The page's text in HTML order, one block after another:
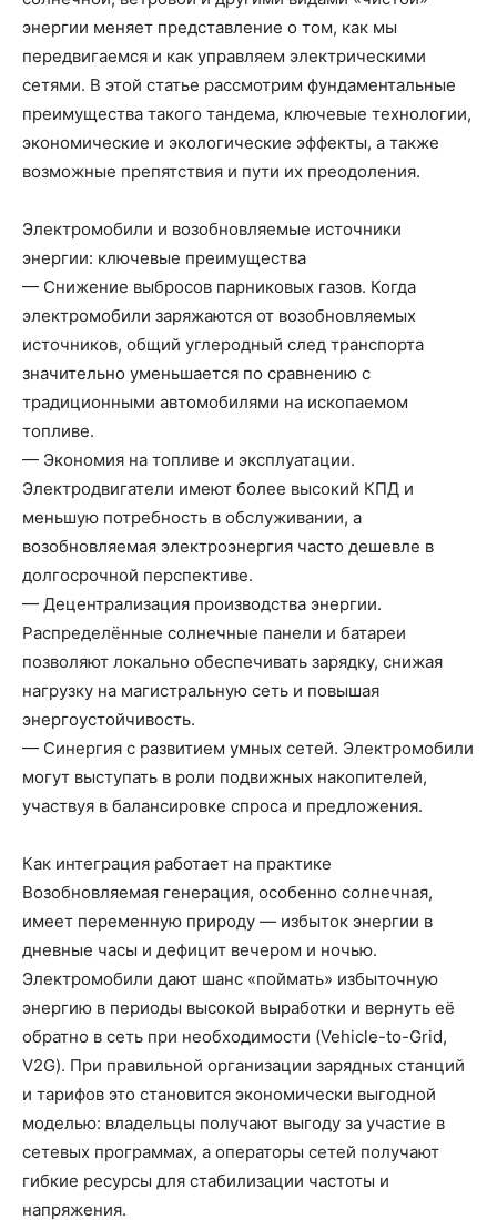
энергии меняет представление о том, как мы
передвигаемся и как управляем электрическими
сетями. В этой статье рассмотрим фундаментальные
преимущества такого тандема, ключевые технологии,
экономические и экологические эффекты, а также
возможные препятствия и пути их преодоления.
Электромобили и возобновляемые источники
энергии: ключевые преимущества
— Снижение выбросов парниковых газов. Когда
электромобили заряжаются от возобновляемых
источников, общий углеродный след транспорта
значительно уменьшается по сравнению с
традиционными автомобилями на ископаемом
топливе.
— Экономия на топливе и эксплуатации.
Электродвигатели имеют более высокий КПД и
меньшую потребность в обслуживании, а
возобновляемая электроэнергия часто дешевле в
долгосрочной перспективе.
— Децентрализация производства энергии.
Распределённые солнечные панели и батареи
позволяют локально обеспечивать зарядку, снижая
нагрузку на магистральную сеть и повышая
энергоустойчивость.
— Синергия с развитием умных сетей. Электромобили
могут выступать в роли подвижных накопителей,
участвуя в балансировке спроса и предложения.
Как интеграция работает на практике
Возобновляемая генерация, особенно солнечная,
имеет переменную природу — избыток энергии в
дневные часы и дефицит вечером и ночью.
Электромобили дают шанс «поймать» избыточную
энергию в периоды высокой выработки и вернуть её
обратно в сеть при необходимости (Vehicle-to-Grid,
V2G). При правильной организации зарядных станций
и тарифов это становится экономически выгодной
моделью: владельцы получают выгоду за участие в
сетевых программах, а операторы сетей получают
гибкие ресурсы для стабилизации частоты и
напряжения.